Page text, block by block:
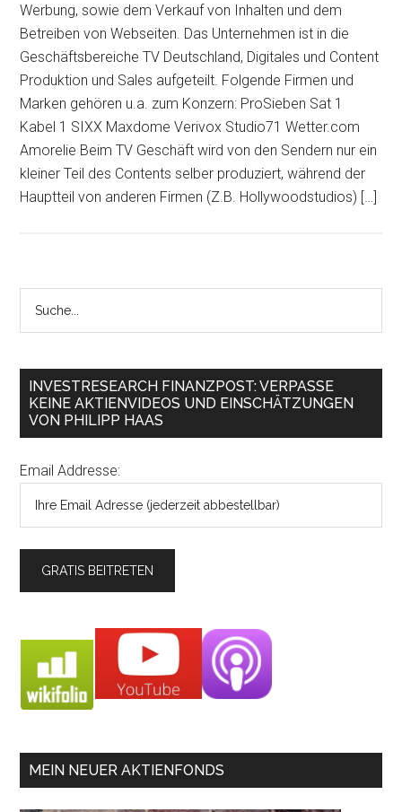
Werbung, sowie dem Verkauf von Inhalten und dem
Betreiben von Webseiten. Das Unternehmen ist in die
Geschäftsbereiche TV Deutschland, Digitales und Content
Produktion und Sales aufgeteilt. Folgende Firmen und
Marken gehören u.a. zum Konzern: ProSieben Sat 1
Kabel 1 SIXX Maxdome Verivox Studio71 Wetter.com
Amorelie Beim TV Geschäft wird von den Sendern nur ein
kleiner Teil des Contents selber produziert, während der
Hauptteil von anderen Firmen (Z.B. Hollywoodstudios) […]
INVESTRESEARCH FINANZPOST: VERPASSE
KEINE AKTIENVIDEOS UND EINSCHÄTZUNGEN
VON PHILIPP HAAS
Email Addresse:
MEIN NEUER AKTIENFONDS